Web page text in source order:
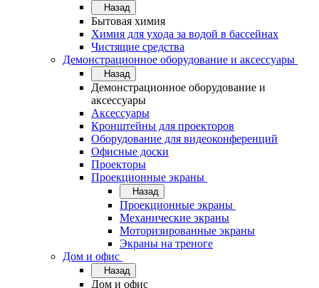
Назад
Бытовая химия
Химия для ухода за водой в бассейнах
Чистящие средства
Демонстрационное оборудование и аксессуары
Назад
Демонстрационное оборудование и
аксессуары
Аксессуары
Кронштейны для проекторов
Оборудование для видеоконференций
Офисные доски
Проекторы
Проекционные экраны
Назад
Проекционные экраны
Механические экраны
Моторизированные экраны
Экраны на треноге
Дом и офис
Назад
Дом и офис